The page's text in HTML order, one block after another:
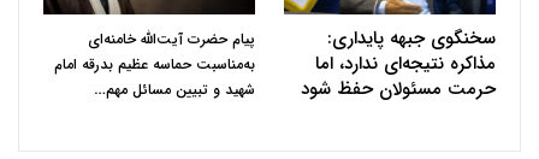
سخنگوی جبهه پایداری:
مذاکره نتیجه‌ای ندارد، اما
حرمت مسئولان حفظ شود
پیام حضرت آیت‌الله خامنه‌ای
به‌مناسبت حماسه عظیم بدرقه امام
شهید و تبیین مسائل مهم…